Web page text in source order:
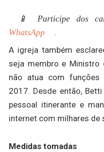
📱 Participe dos
WhatsApp
.
A igreja também
seja membro e Ministro
não atua com funções
2017. Desde então,
pessoal itinerante e
internet com milhares de
Medidas tomadas